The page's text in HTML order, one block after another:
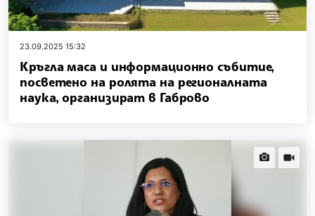
23.09.2025 15:32
Кръгла маса и информационно събитие,
посветено на ролята на регионалната
наука, организират в Габрово
news.images